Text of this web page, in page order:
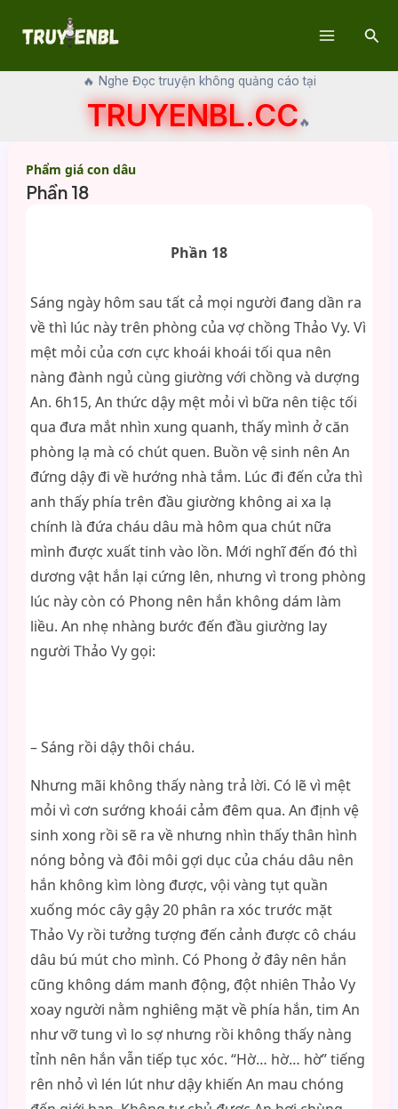
🔥 Nghe Đọc truyện không quảng cáo tại
TRUYENBL.CC🔥
Phẩm giá con dâu
Phần 18
Phần 18
Sáng ngày hôm sau tất cả mọi người đang dần ra
về thì lúc này trên phòng của vợ chồng Thảo Vy. Vì
mệt mỏi của cơn cực khoái khoái tối qua nên
nàng đành ngủ cùng giường với chồng và dượng
An. 6h15, An thức dậy mệt mỏi vì bữa nên tiệc tối
qua đưa mắt nhìn xung quanh, thấy mình ở căn
phòng lạ mà có chút quen. Buồn vệ sinh nên An
đứng dậy đi về hướng nhà tắm. Lúc đi đến cửa thì
anh thấy phía trên đầu giường không ai xa lạ
chính là đứa cháu dâu mà hôm qua chút nữa
mình được xuất tinh vào lồn. Mới nghĩ đến đó thì
dương vật hắn lại cứng lên, nhưng vì trong phòng
lúc này còn có Phong nên hắn không dám làm
liều. An nhẹ nhàng bước đến đầu giường lay
người Thảo Vy gọi:
– Sáng rồi dậy thôi cháu.
Nhưng mãi không thấy nàng trả lời. Có lẽ vì mệt
mỏi vì cơn sướng khoái cảm đêm qua. An định vệ
sinh xong rồi sẽ ra về nhưng nhìn thấy thân hình
nóng bỏng và đôi môi gợi dục của cháu dâu nên
hắn không kìm lòng được, vội vàng tụt quần
xuống móc cây gậy 20 phân ra xóc trước mặt
Thảo Vy rồi tưởng tượng đến cảnh được cô cháu
dâu bú mút cho mình. Có Phong ở đây nên hắn
cũng không dám manh động, đột nhiên Thảo Vy
xoay người nằm nghiêng mặt về phía hắn, tim An
như vỡ tung vì lo sợ nhưng rồi không thấy nàng
tỉnh nên hắn vẫn tiếp tục xóc. “Hờ… hờ… hờ” tiếng
rên nhỏ vì lén lút như dậy khiến An mau chóng